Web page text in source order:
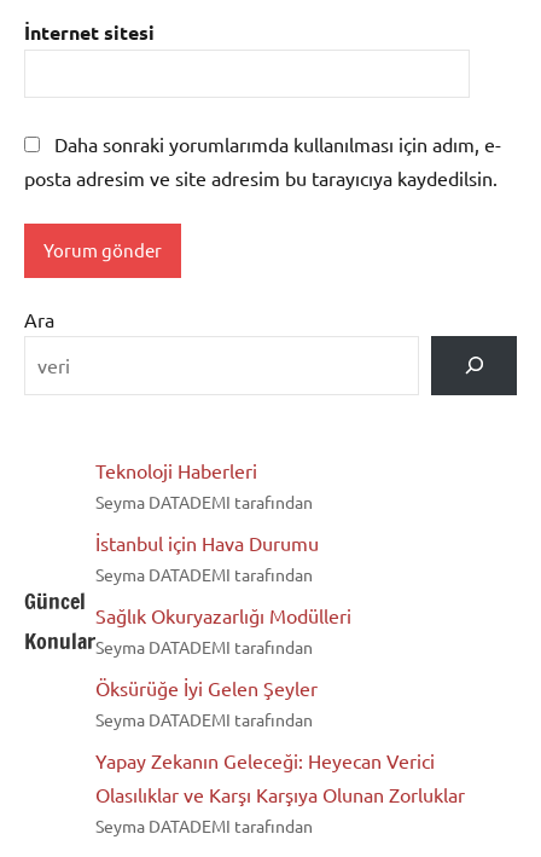
İnternet sitesi
Daha sonraki yorumlarımda kullanılması için adım, e-
posta adresim ve site adresim bu tarayıcıya kaydedilsin.
Ara
Güncel
Konular
Teknoloji Haberleri
Seyma DATADEMI tarafından
İstanbul için Hava Durumu
Seyma DATADEMI tarafından
Sağlık Okuryazarlığı Modülleri
Seyma DATADEMI tarafından
Öksürüğe İyi Gelen Şeyler
Seyma DATADEMI tarafından
Yapay Zekanın Geleceği: Heyecan Verici
Olasılıklar ve Karşı Karşıya Olunan Zorluklar
Seyma DATADEMI tarafından